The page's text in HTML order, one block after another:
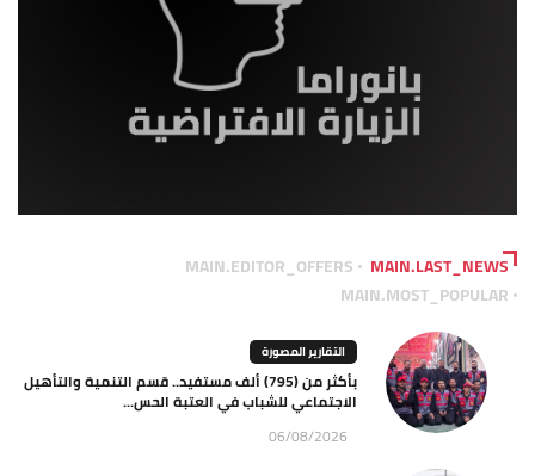
MAIN.LAST_NEWS
MAIN.EDITOR_OFFERS
MAIN.MOST_POPULAR
التقارير المصورة
بأكثر من (795) ألف مستفيد.. قسم التنمية والتأهيل
الاجتماعي للشباب في العتبة الحس...
06/08/2026